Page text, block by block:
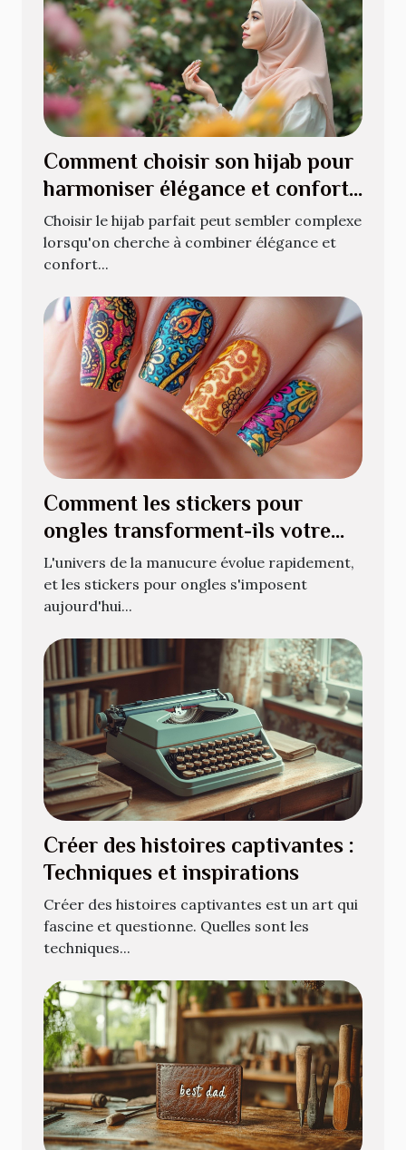
Comment choisir son hijab pour
harmoniser élégance et confort
?
Choisir le hijab parfait peut sembler complexe
lorsqu'on cherche à combiner élégance et
confort...
Comment les stickers pour
ongles transforment-ils votre
manucure quotidienne ?
L'univers de la manucure évolue rapidement,
et les stickers pour ongles s'imposent
aujourd'hui...
Créer des histoires captivantes :
Techniques et inspirations
Créer des histoires captivantes est un art qui
fascine et questionne. Quelles sont les
techniques...